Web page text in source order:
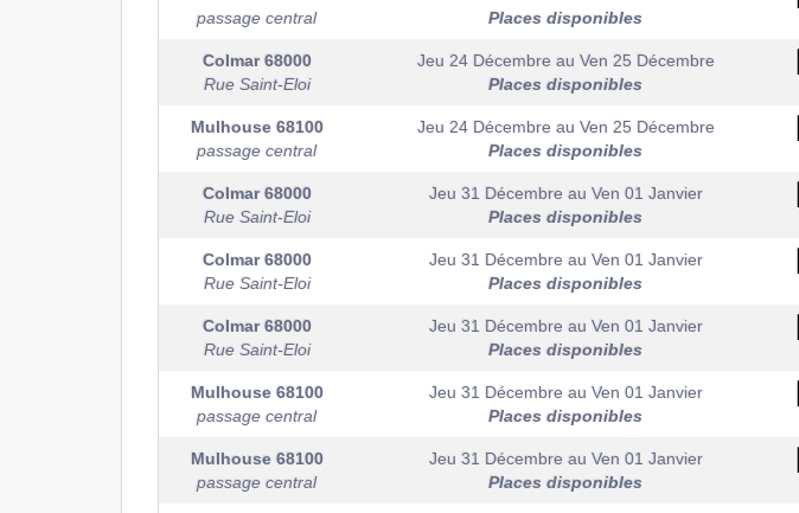
passage central
Places disponibles
Colmar68000
Rue Saint-Eloi
Jeu 24 Décembre au Ven 25 Décembre
Places disponibles
Mulhouse 68100
passage central
Jeu 24 Décembre au Ven 25 Décembre
Places disponibles
Colmar68000
Rue Saint-Eloi
Jeu 31 Décembre au Ven 01 Janvier
Places disponibles
Colmar68000
Rue Saint-Eloi
Jeu 31 Décembre au Ven 01 Janvier
Places disponibles
Colmar68000
Rue Saint-Eloi
Jeu 31 Décembre au Ven 01 Janvier
Places disponibles
Mulhouse 68100
passage central
Jeu 31 Décembre au Ven 01 Janvier
Places disponibles
Mulhouse 68100
passage central
Jeu 31 Décembre au Ven 01 Janvier
Places disponibles